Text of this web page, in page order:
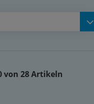
ist in einer
von 28 Artikeln